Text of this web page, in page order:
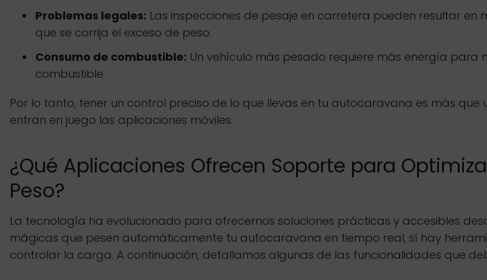
Problemas legales: Las inspecciones de pesaje en carretera pueden resultar
que se corrija el exceso de peso.
Consumo de combustible: Un vehículo más pesado requiere más energía para
combustible.
Por lo tanto, tener un control preciso de lo que llevas en tu autocaravana es más
entran en juego las aplicaciones móviles.
¿Qué Aplicaciones Ofrecen Soporte para
Peso?
La tecnología ha evolucionado para ofrecernos soluciones prácticas y accesibles
mágicas que pesen automáticamente tu autocaravana en tiempo real, sí hay
controlar la carga. A continuación, detallamos algunas de las funcionalidades que